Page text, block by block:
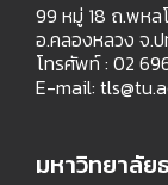
99 หมู่ 18 ถ.พห
อ.คลองหลวง จ.ป
โทรศัพท์ : 02
E-mail:
มหาวิทยาลัย